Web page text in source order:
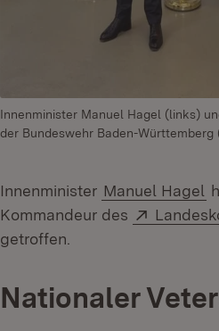
Innenminister Manuel Hagel (links)
der Bundeswehr Baden-Württemberg
Innenminister Manuel Hagel
Kommandeur des
Extern:
getroffen.
Nationaler